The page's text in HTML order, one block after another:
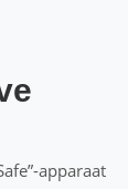
apparaat